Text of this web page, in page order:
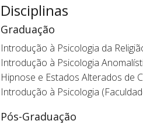
Disciplinas
Graduação
Introdução à Psicologia da
Introdução à Psicologia
Hipnose e Estados Alterados de
Introdução à Psicologia
Pós-Graduação